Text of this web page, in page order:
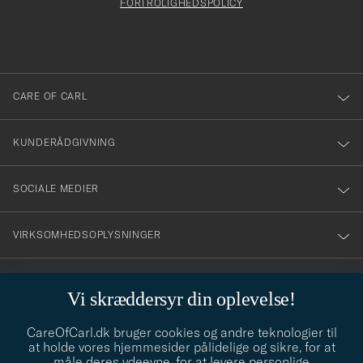
Vi skræddersyr din oplevelse!
CareOfCarl.dk bruger cookies og andre teknologier til
at holde vores hjemmesider pålidelige og sikre, for at
dig
till
vårt
nyhetsbrev!
FORTROLIGHEDSPOLICY
CARE OF CARL
KUNDERÅDGIVNING
SOCIALE MEDIER
VIRKSOMHEDSOPLYSNINGER
info@careofcarl.dk
Behøver du hjælp til at finde din stil? Lad os hjælpe dig, vi hjælper
gerne til!